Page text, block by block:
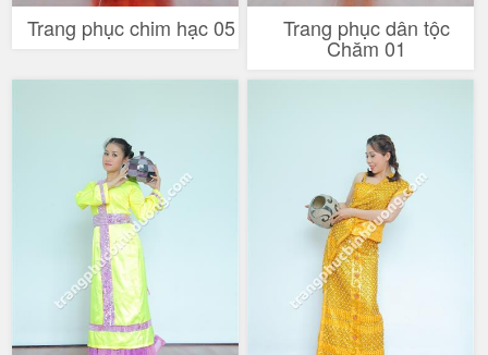
Trang phục chim hạc 05 Trang phục dân tộc
Chăm 01